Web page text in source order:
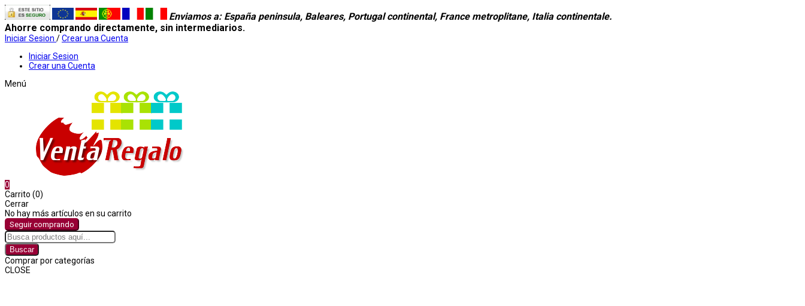
Enviamos a: España peninsula, Baleares, Portugal continental, France metroplitane, Italia continentale.
Ahorre comprando directamente, sin intermediarios.
Iniciar Sesion /Crear una Cuenta
Iniciar Sesion
Crear una Cuenta
Menú
0
Carrito (0)
Cerrar
No hay más artículos en su carrito
Seguir comprando
Buscar
Comprar por categorías
CLOSE